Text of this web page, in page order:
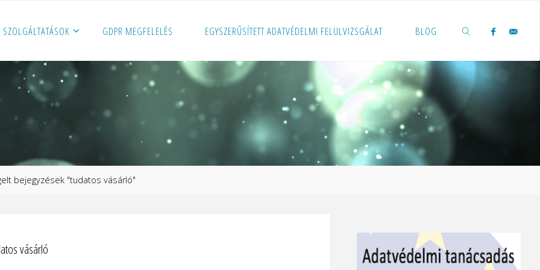
SZOLGÁLTATÁSOK GDPR MEGFELELÉS EGYSZERŰSÍTETT ADATVÉDELMI FELÜLVIZSGÁLAT BLOG
KERESÉS
bejegyzések "tudatos vásárló"
vásárló